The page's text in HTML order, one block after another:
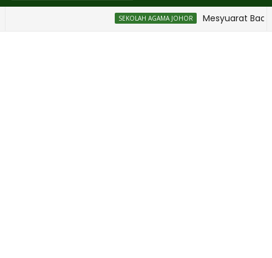
SEKOLAH AGAMA JOHOR Mesyuarat Badan